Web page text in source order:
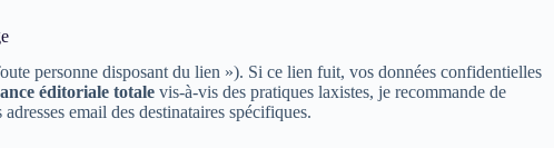
personne disposant du lien »). Si ce lien fuit, vos données confidentielles
éditoriale totale vis-à-vis des pratiques laxistes, je recommande de
email des destinataires spécifiques.